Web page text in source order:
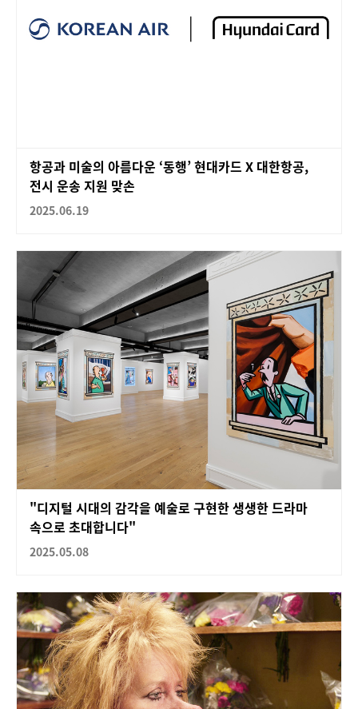
항공과 미술의 아름다운 ‘동행’ 현대카드 X 대한항공,
전시 운송 지원 맞손
2025.06.19
"디지털 시대의 감각을 예술로 구현한 생생한 드라마
속으로 초대합니다"
2025.05.08